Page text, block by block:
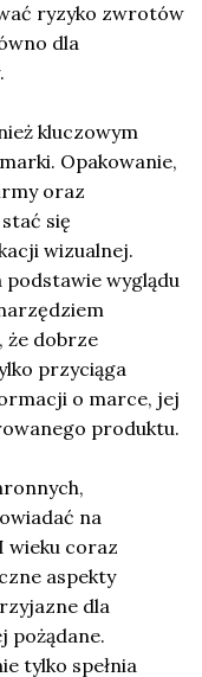
ryzyko zwrotów
dla
kluczowym
Opakowanie,
oraz
się
wizualnej.
wyglądu
że dobrze
przyciąga
o marce, jej
produktu.
na
wieku coraz
aspekty
dla
pożądane.
tylko spełnia